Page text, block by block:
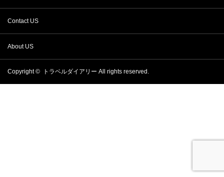
Contact US
About US
Copyright © トラベルダイアリー All rights reserved.